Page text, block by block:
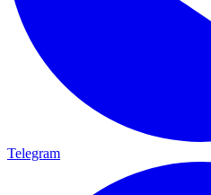
Telegram